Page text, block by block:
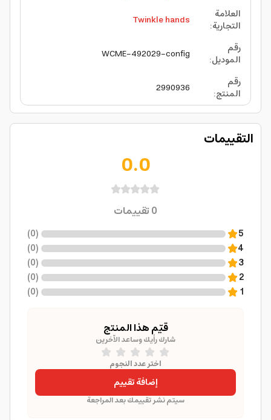
العلامة
التجارية:
Twinkle hands
رقم
الموديل:
WCME-492029-config
رقم
المنتج:
2990936
التقييمات
0.0
0تقييمات
5
(
0
)
4
(
0
)
3
(
0
)
2
(
0
)
1
(
0
)
قيّم هذا المنتج
شارك رأيك وساعد الآخرين
اختر عدد النجوم
إضافة تقييم
سيتم نشر تقييمك بعد المراجعة